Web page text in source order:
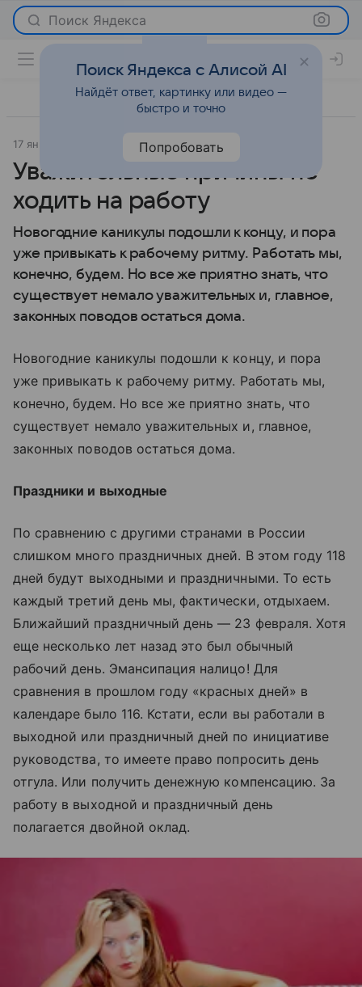
Поиск Яндекса
17 января 2012 Отношения
Уважительные причины не
ходить на работу
Новогодние каникулы подошли к концу, и пора
уже привыкать к рабочему ритму. Работать мы,
конечно, будем. Но все же приятно знать, что
существует немало уважительных и, главное,
законных поводов остаться дома.
Новогодние каникулы подошли к концу, и пора
уже привыкать к рабочему ритму. Работать мы,
конечно, будем. Но все же приятно знать, что
существует немало уважительных и, главное,
законных поводов остаться дома.
Праздники и выходные
По сравнению с другими странами в России
слишком много праздничных дней. В этом году 118
дней будут выходными и праздничными. То есть
каждый третий день мы, фактически, отдыхаем.
Ближайший праздничный день — 23 февраля. Хотя
еще несколько лет назад это был обычный
рабочий день. Эмансипация налицо! Для
сравнения в прошлом году «красных дней» в
календаре было 116. Кстати, если вы работали в
выходной или праздничный дней по инициативе
руководства, то имеете право попросить день
отгула. Или получить денежную компенсацию. За
работу в выходной и праздничный день
полагается двойной оклад.
Поиск Яндекса с Алисой AI
Найдёт ответ, картинку или видео —
быстро и точно
Попробовать